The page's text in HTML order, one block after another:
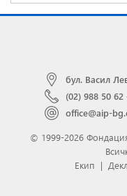
бул. Васил
(02) 988 50 62
office@aip-
© 1999-2026
Екип |